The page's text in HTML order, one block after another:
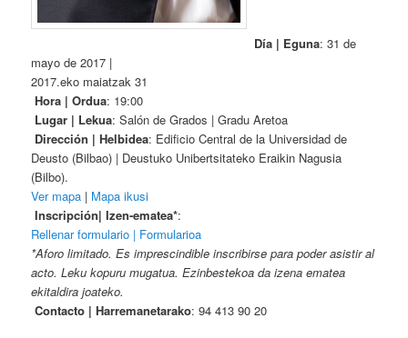
Día | Eguna: 31 de
mayo de 2017 |
2017.eko maiatzak 31
Hora | Ordua: 19:00
Lugar | Lekua: Salón de Grados | Gradu Aretoa
Dirección | Helbidea: Edificio Central de la Universidad de
Deusto (Bilbao) | Deustuko Unibertsitateko Eraikin Nagusia
(Bilbo).
Ver mapa | Mapa ikusi
Inscripción| Izen-ematea*:
Rellenar formulario | Formularioa
*Aforo limitado. Es imprescindible inscribirse para poder asistir al
acto. Leku kopuru mugatua. Ezinbestekoa da izena ematea
ekitaldira joateko.
Contacto | Harremanetarako: 94 413 90 20